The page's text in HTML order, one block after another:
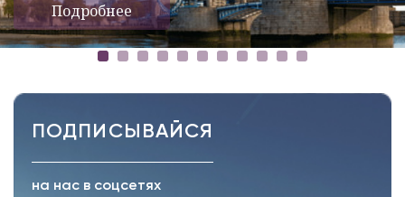
Подробнее
ПОДПИСЫВАЙСЯ
на нас в соцсетях